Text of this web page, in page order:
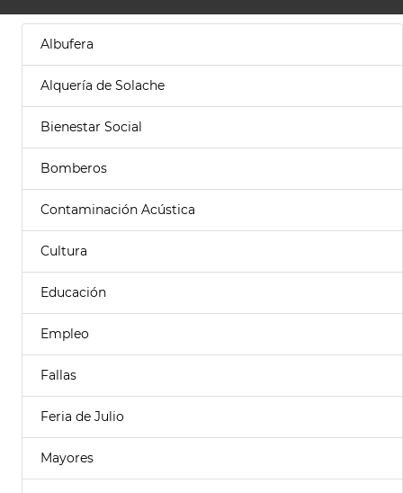
Albufera
Alquería de Solache
Bienestar Social
Bomberos
Contaminación Acústica
Cultura
Educación
Empleo
Fallas
Feria de Julio
Mayores